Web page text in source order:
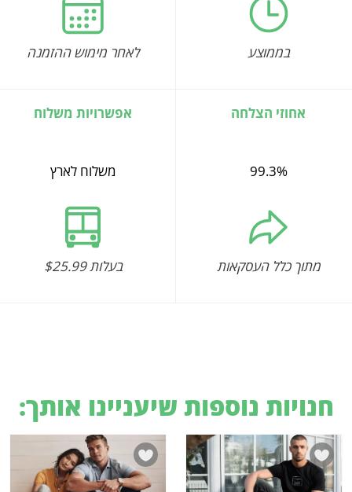
בממוצע לאחר מימוש ההזמנה
אחוזי הצלחה
99.3%
מתוך כלל העסקאות
אפשרויות משלוח
משלוח לארץ
בעלות $25.99
חנויות נוספות שיעניינו אותך: